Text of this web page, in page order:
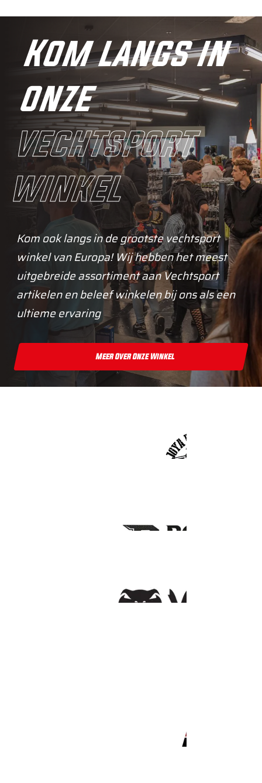
Kom langs in
onze
vechtsport
winkel
Kom ook langs in de grootste vechtsport
winkel van Europa! Wij hebben het meest
uitgebreide assortiment aan Vechtsport
artikelen en beleef winkelen bij ons als een
ultieme ervaring
Meer Over Onze Winkel